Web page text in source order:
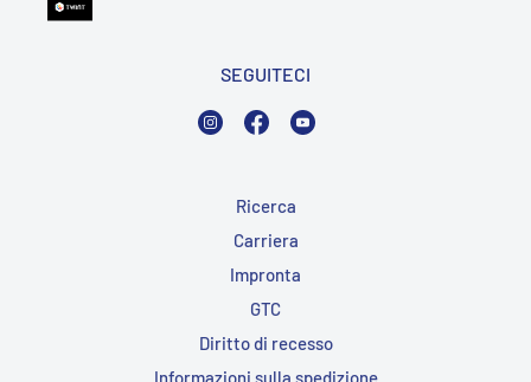
SEGUITECI
InstagramFacebook
Ricerca
Carriera
Impronta
GTC
Diritto di recesso
Informazioni sulla spedizione